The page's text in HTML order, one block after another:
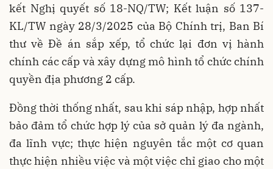
kết Nghị quyết số 18-NQ/TW; Kết luận số 137-
KL/TW ngày 28/3/2025 của Bộ Chính trị, Ban Bí
thư về Đề án sắp xếp, tổ chức lại đơn vị hành
chính các cấp và xây dựng mô hình tổ chức chính
quyền địa phương 2 cấp.
Đồng thời thống nhất, sau khi sáp nhập, hợp nhất
bảo đảm tổ chức hợp lý của sở quản lý đa ngành,
đa lĩnh vực; thực hiện nguyên tắc một cơ quan
thực hiện nhiều việc và một việc chỉ giao cho một